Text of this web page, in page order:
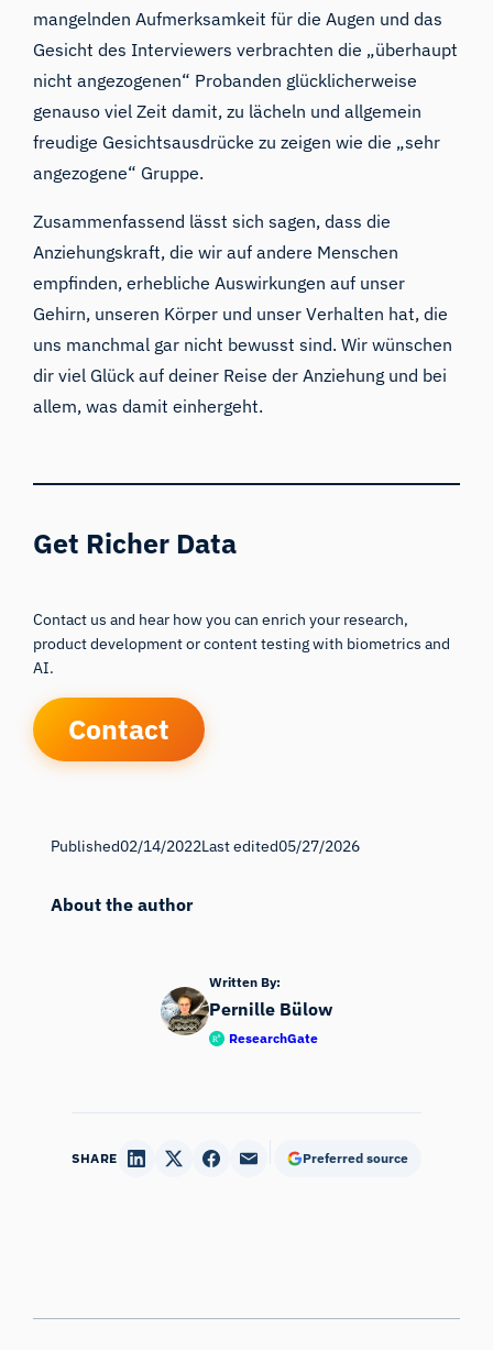
mangelnden Aufmerksamkeit für die Augen und das
Gesicht des Interviewers verbrachten die „überhaupt
nicht angezogenen“ Probanden glücklicherweise
genauso viel Zeit damit, zu lächeln und allgemein
freudige Gesichtsausdrücke zu zeigen wie die „sehr
angezogene“ Gruppe.
Zusammenfassend lässt sich sagen, dass die
Anziehungskraft, die wir auf andere Menschen
empfinden, erhebliche Auswirkungen auf unser
Gehirn, unseren Körper und unser Verhalten hat, die
uns manchmal gar nicht bewusst sind. Wir wünschen
dir viel Glück auf deiner Reise der Anziehung und bei
allem, was damit einhergeht.
Get Richer Data
Contact us and hear how you can enrich your research,
product development or content testing with biometrics and
AI.
Contact
Published02/14/2022Last edited05/27/2026
About the author
Written By:
Pernille Bülow
ResearchGate
SHARE Preferred source